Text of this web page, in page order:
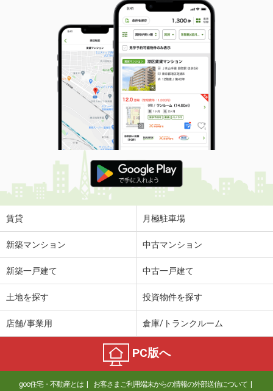
賃貸 月極駐車場
新築マンション 中古マンション
新築一戸建て 中古一戸建て
土地を探す 投資物件を探す
店舗/事業用 倉庫/トランクルーム
PC版へ
goo住宅・不動産とは お客さまご利用端末からの情報の外部送信について